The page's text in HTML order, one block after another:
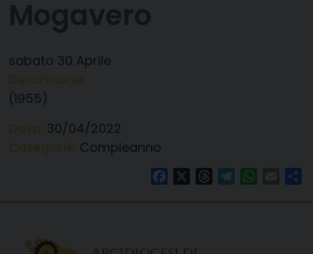
sabato 30 Aprile
(1955)
30/04/2022
Compleanno
FacebookThreadsTelegram Email